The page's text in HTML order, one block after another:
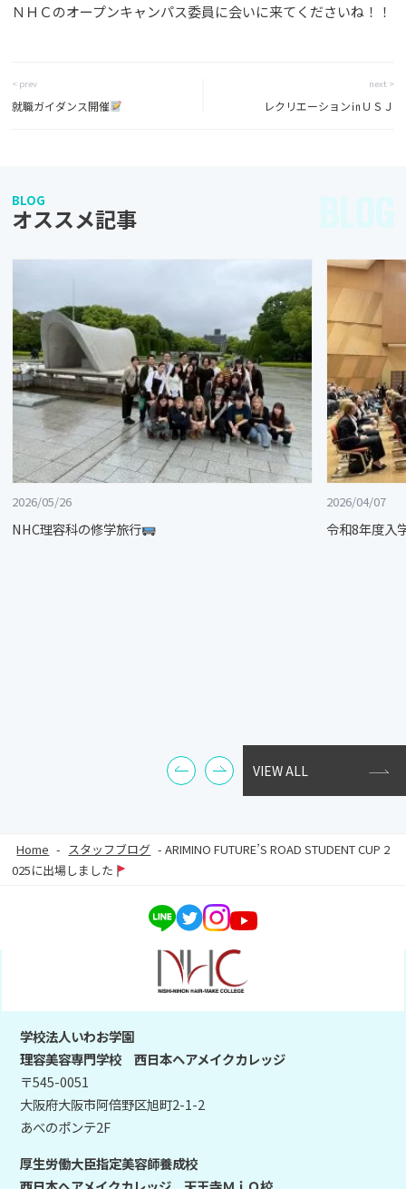
ＮＨＣのオープンキャンパス委員に会いに来てくださいね！！
< prev
就職ガイダンス開催
next >
レクリエーション㏌ＵＳＪ
BLOG
オススメ記事
2026/05/26
NHC理容科の修学旅行
2026/04/07
令和8年度入
VIEW ALL
Home - スタッフブログ -ARIMINO FUTURE’S ROAD STUDENT CUP 2
025に出場しました
学校法人いわお学園
理容美容専門学校 西日本ヘアメイクカレッジ
〒545-0051
大阪府大阪市阿倍野区旭町2-1-2
あべのポンテ2F
厚生労働大臣指定美容師養成校